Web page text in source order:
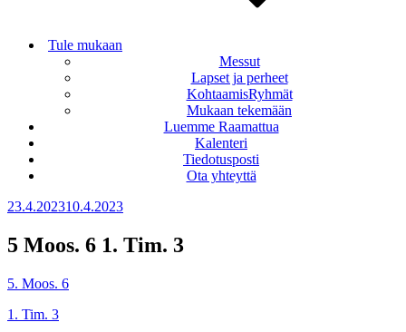
Tule mukaan
Messut
Lapset ja perheet
KohtaamisRyhmät
Mukaan tekemään
Luemme Raamattua
Kalenteri
Tiedotusposti
Ota yhteyttä
Julkaistu
23.4.202310.4.2023
5 Moos. 6 1. Tim. 3
5. Moos. 6
1. Tim. 3